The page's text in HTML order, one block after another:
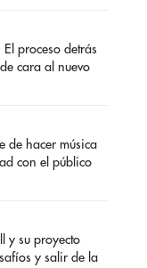
proceso detrás
cara al nuevo
de hacer música
con el público
y su proyecto
y salir de la